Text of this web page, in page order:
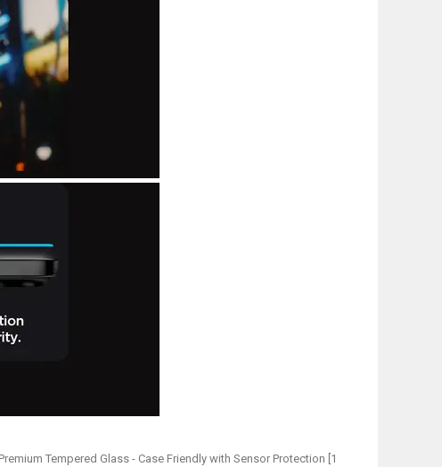
Tempered Glass - Case Friendly with Sensor Protection [1